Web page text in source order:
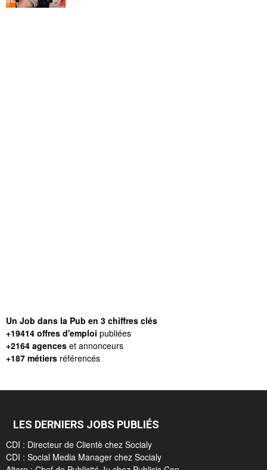
Un Job dans la Pub en 3 chiffres clés
+19414 offres d'emploi publiées
+2164 agences et annonceurs
+187 métiers référencés
LES DERNIERS JOBS PUBLIÉS
CDI : Directeur de Clientè chez Socialy
CDI : Social Media Manager chez Socialy